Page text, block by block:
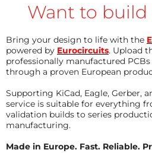
Want to build
Bring your design to life with the
powered by Eurocircuits. Upload
professionally manufactured
through a proven European
Supporting KiCad, Eagle, Gerber,
service is suitable for everything
validation builds to series
manufacturing.
Made in Europe. Fast. Reliable.